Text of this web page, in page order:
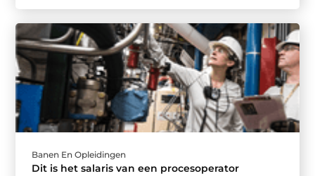
Banen En Opleidingen
Dit is het salaris van een procesoperator